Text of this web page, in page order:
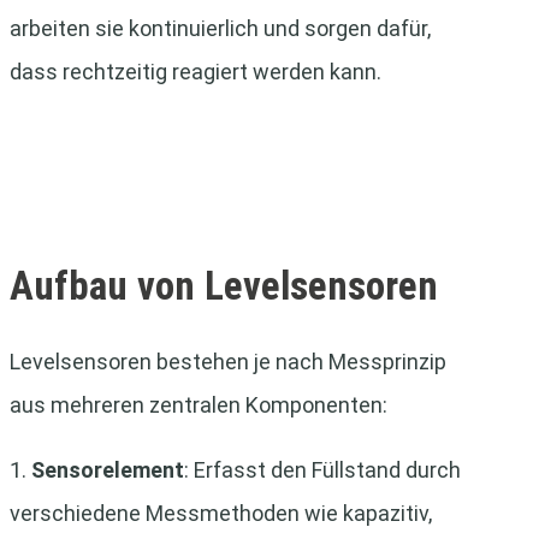
arbeiten sie kontinuierlich und sorgen dafür,
dass rechtzeitig reagiert werden kann.
Aufbau von Levelsensoren
Levelsensoren bestehen je nach Messprinzip
aus mehreren zentralen Komponenten:
1. Sensorelement: Erfasst den Füllstand durch
verschiedene Messmethoden wie kapazitiv,